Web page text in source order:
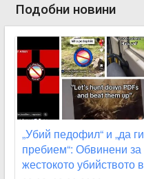
Подобни новини
„Убий педофил“ и „да ги
пребием“: Обвинени за
жестокото убийството в